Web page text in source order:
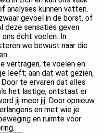
analyses kunnen vatten.
gevoel in de borst, of
deze sensaties geven
écht voelen. In
we bewust naar die
vertragen, te voelen en
leeft; aan dat wat gezien,
te ervaren dat alles
het lastige, ontstaat er
jij meer jij. Door opnieuw
en met wie je
en ruimte voor